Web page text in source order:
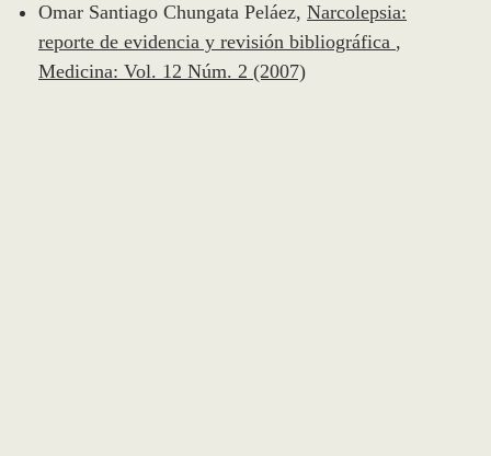
Omar Santiago Chungata Peláez, Narcolepsia:
reporte de evidencia y revisión bibliográfica ,
Medicina: Vol. 12 Núm. 2 (2007)